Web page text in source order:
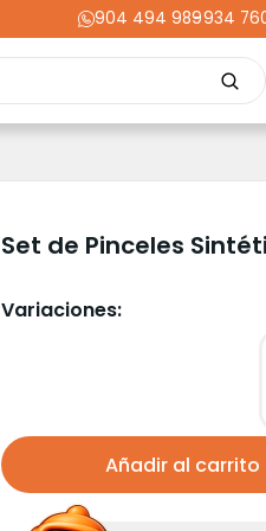
904 494 989
-934
Industria Liquidaciones
Set de Pinceles
Variaciones:
Añadir al carrito